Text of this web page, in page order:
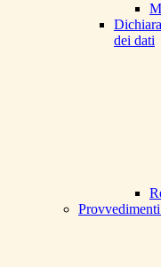
dei dati
Provvedimenti